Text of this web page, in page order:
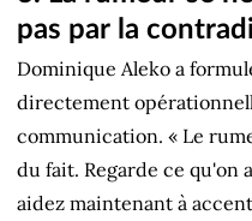
pas par la
Dominique Aleko a
directement
communication. « Le
du fait. Regarde ce qu'on
aidez maintenant à